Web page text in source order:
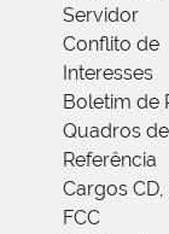
Servidor
Conflito de
Interesses
Boletim de
Quadros de
Referência
Cargos CD,
FCC